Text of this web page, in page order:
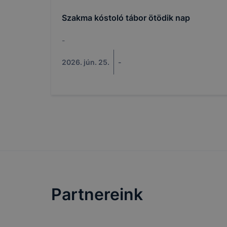
Szakma kóstoló tábor ötödik nap
-
2026. jún. 25. -
Partnereink
Gyulai
cookie-
➢